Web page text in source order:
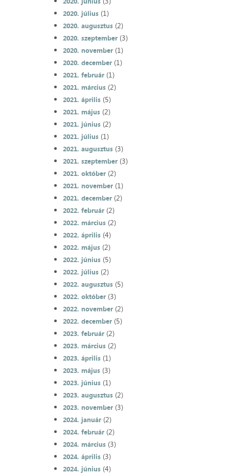
2020. július(1)
2020. augusztus(2)
2020. szeptember(3)
2020. november(1)
2020. december(1)
2021. február(1)
2021. március(2)
2021. április(5)
2021. május(2)
2021. június(2)
2021. július(1)
2021. augusztus(3)
2021. szeptember(3)
2021. október(2)
2021. november(1)
2021. december(2)
2022. február(2)
2022. március(2)
2022. április(4)
2022. május(2)
2022. június(5)
2022. július(2)
2022. augusztus(5)
2022. október(3)
2022. november(2)
2022. december(5)
2023. február(2)
2023. március(2)
2023. április(1)
2023. május(3)
2023. június(1)
2023. augusztus(2)
2023. november(3)
2024. január(2)
2024. február(2)
2024. március(3)
2024. április(3)
2024. június(4)